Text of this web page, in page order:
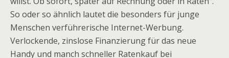
So oder so ähnlich lautet die besonders für junge
Menschen verführerische Internet-Werbung.
Verlockende, zinslose Finanzierung für das neue
Handy und manch schneller Ratenkauf bei